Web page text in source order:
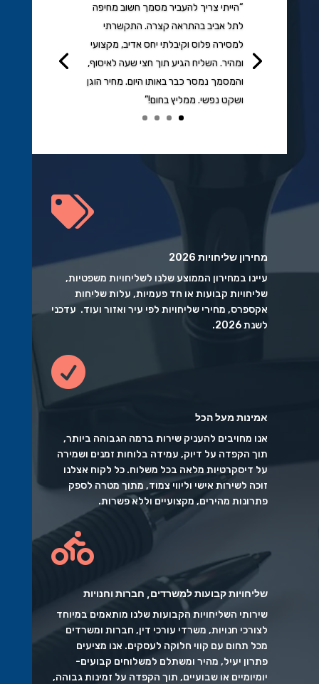
“הייתי צריך להעביר מסמך חשוב מחיפה
לתל אביב בהתראה קצרה. התקשרתי
למסירה פלוס וקיבלתי יחס אדיב, מקצועי
ומהיר. השליח הגיע תוך חצי שעה לאיסוף,
והמסמך נמסר כבר באותו היום. מחיר הוגן
ושקט נפשי. ממליץ בחום!”

מחירון שליחויות 2026
עיינו במחירון הממוצע שלנו לשליחויות משפטיות,
שליחויות קבועות או חד פעמיות, עלות שליחות
אקספרס, מחירי שליחויות לפי עיר ואזור ועוד. עדכני
לשנת 2026.

אמינות מעל הכל
אנו מחויבים להעניק שירות ברמה הגבוהה ביותר,
תוך הקפדה על דיוק, עמידה בלוחות זמנים ושמירה
על דיסקרטיות מלאה בכל משלוח. כל לקוח אצלנו
זוכה לשירות אישי וליווי צמוד, מתוך מטרה לספק
פתרונות מהירים, מקצועיים וללא פשרות.

שליחויות קבועות למשרדים, חברות וחנויות
שירותי השליחויות הקבועות שלנו מותאמים במיוחד
לצורכי חנויות, משרדי עורכי דין, חברות ומשרדים
מכל תחום עם קווי חלוקה לעסקים. אנו מציעים
פתרון יעיל, מהיר ומשתלם למשלוחים קבועים-
יומיומיים או שבועיים, תוך הקפדה על זמינות גבוהה,